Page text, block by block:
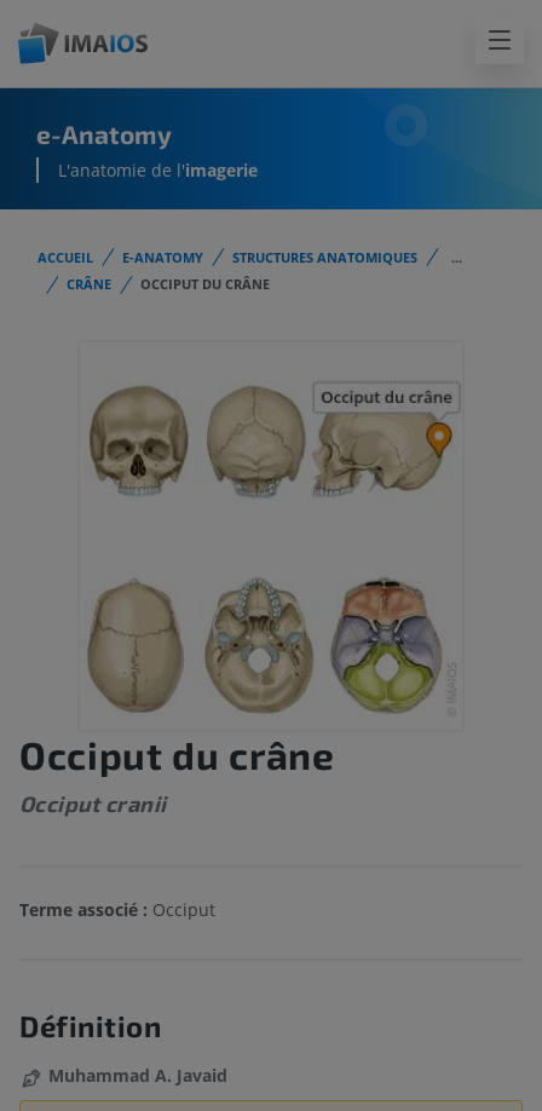
e-Anatomy
L'anatomie de l'imagerie
ACCUEIL E-ANATOMY STRUCTURES ANATOMIQUES
...
CRÂNE
OCCIPUT DU CRÂNE
Occiput du crâne
Occiput cranii
Terme associé : Occiput
Définition
Muhammad A. Javaid